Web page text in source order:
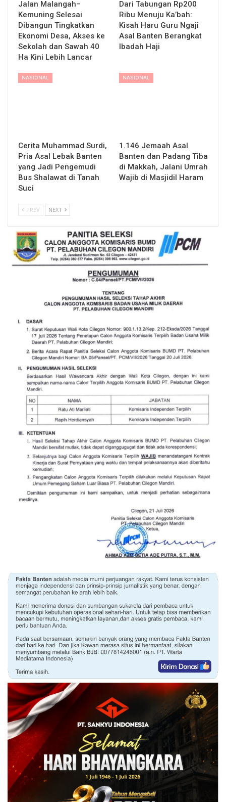
Jalan Malangah–
Kemuning Selesai
Dibangun Tingkatkan
Ekonomi Desa, Akses ke
Sekolah dan Sawah 40
Ha Kini Lebih Lancar
Dari Tabungan Rp200
Ribu Menuju Ka’bah:
Kisah Haru Guru Ngaji
Asal Banten Berangkat
Ibadah Haji
NASIONAL
Cerita Muhammad Surdi,
Pria Asal Lebak Banten
yang Jadi Pengemudi
Bus Shalawat di Tanah
Suci
NASIONAL
1.146 Jemaah Asal
Banten dan Padang Tiba
di Makkah, Jalani Umrah
Wajib di Masjidil Haram
PREV NEXT